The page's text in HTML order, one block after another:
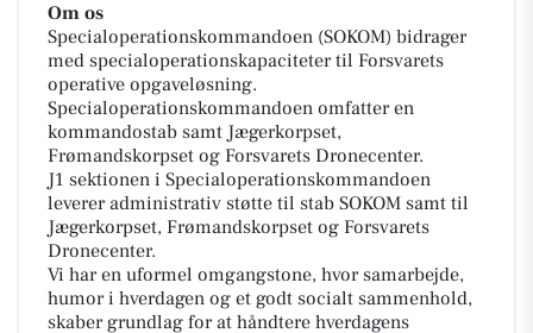
Om os
Specialoperationskommandoen (SOKOM) bidrager
med specialoperationskapaciteter til Forsvarets
operative opgaveløsning.
Specialoperationskommandoen omfatter en
kommandostab samt Jægerkorpset,
Frømandskorpset og Forsvarets Dronecenter.
J1 sektionen i Specialoperationskommandoen
leverer administrativ støtte til stab SOKOM samt til
Jægerkorpset, Frømandskorpset og Forsvarets
Dronecenter.
Vi har en uformel omgangstone, hvor samarbejde,
humor i hverdagen og et godt socialt sammenhold,
skaber grundlag for at håndtere hverdagens